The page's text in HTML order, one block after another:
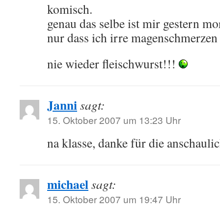
komisch.
genau das selbe ist mir gestern
nur dass ich irre
nie wieder fleischwurst!!!
Jannisagt:
15. Oktober 2007 um 13:23 Uhr
na klasse, danke für die
michaelsagt:
15. Oktober 2007 um 19:47 Uhr